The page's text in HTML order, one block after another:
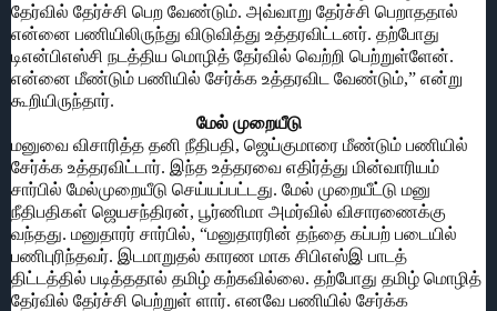
தேர்வில் தேர்ச்சி பெற வேண்டும். அவ்வாறு தேர்ச்சி பெறாததால்
என்னை பணியிலிருந்து விடுவித்து உத்தரவிட்டனர். தற்போது
டிஎன்பிஎஸ்சி நடத்திய மொழித் தேர்வில் வெற்றி பெற்றுள்ளேன்.
என்னை மீண்டும் பணியில் சேர்க்க உத்தரவிட வேண்டும்,” என்று
கூறியிருந்தார்.
மேல் முறையீடு
மனுவை விசாரித்த தனி நீதிபதி, ஜெய்குமாரை மீண்டும் பணியில்
சேர்க்க உத்தரவிட்டார். இந்த உத்தரவை எதிர்த்து மின்வாரியம்
சார்பில் மேல்முறையீடு செய்யப்பட்டது. மேல் முறையீட்டு மனு
நீதிபதிகள் ஜெயசந்திரன், பூர்ணிமா அமர்வில் விசாரணைக்கு
வந்தது. மனுதாரர் சார்பில், “மனுதாரரின் தந்தை கப்பற் படையில்
பணிபுரிந்தவர். இடமாறுதல் காரண மாக சிபிஎஸ்இ பாடத்
திட்டத்தில் படித்ததால் தமிழ் கற்கவில்லை. தற்போது தமிழ் மொழித்
தேர்வில் தேர்ச்சி பெற்றுள் ளார். எனவே பணியில் சேர்க்க